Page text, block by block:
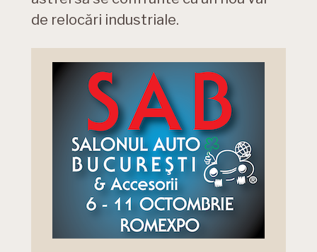
de relocări industriale.